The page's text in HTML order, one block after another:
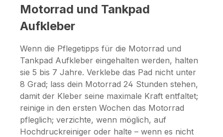
Motorrad und Tankpad
Aufkleber
Wenn die Pflegetipps für die Motorrad und
Tankpad Aufkleber eingehalten werden, halten
sie 5 bis 7 Jahre. Verklebe das Pad nicht unter
8 Grad; lass dein Motorrad 24 Stunden stehen,
damit der Kleber seine maximale Kraft entfaltet;
reinige in den ersten Wochen das Motorrad
pfleglich; verzichte, wenn möglich, auf
Hochdruckreiniger oder halte – wenn es nicht